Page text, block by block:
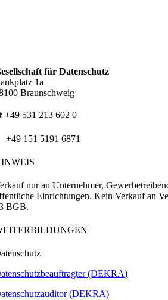
für Datenschutz
1a
Braunschweig
+49 531 213 602 0
+49 151 5191 6871
nur an Unternehmer,
Einrichtungen. Kein Verkauf an
BGB.
(DEKRA)
(DEKRA)